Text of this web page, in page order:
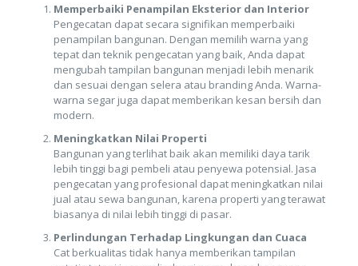
Memperbaiki Penampilan Eksterior dan Interior
Pengecatan dapat secara signifikan memperbaiki
penampilan bangunan. Dengan memilih warna yang
tepat dan teknik pengecatan yang baik, Anda dapat
mengubah tampilan bangunan menjadi lebih menarik
dan sesuai dengan selera atau branding Anda. Warna-
warna segar juga dapat memberikan kesan bersih dan
modern.
Meningkatkan Nilai Properti
Bangunan yang terlihat baik akan memiliki daya tarik
lebih tinggi bagi pembeli atau penyewa potensial. Jasa
pengecatan yang profesional dapat meningkatkan nilai
jual atau sewa bangunan, karena properti yang terawat
biasanya di nilai lebih tinggi di pasar.
Perlindungan Terhadap Lingkungan dan Cuaca
Cat berkualitas tidak hanya memberikan tampilan